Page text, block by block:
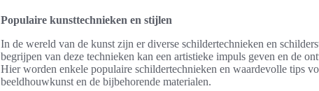
Populaire kunsttechnieken en stijlen
In de wereld van de kunst zijn er diverse schildertechnieken en
begrijpen van deze technieken kan een artistieke impuls geven en de
Hier worden enkele populaire schildertechnieken en waardevolle tips
beeldhouwkunst en de bijbehorende materialen.